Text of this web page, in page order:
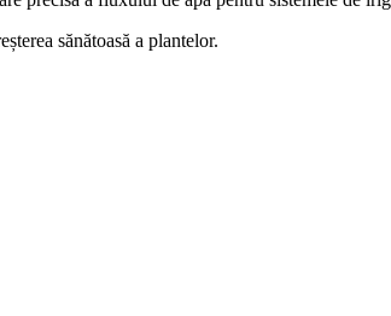
sănătoasă a plantelor.